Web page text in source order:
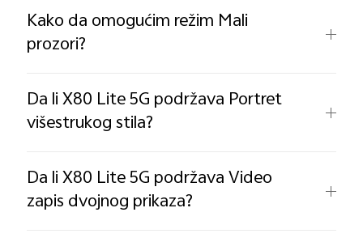
Kako da omogućim režim Mali
prozori?
Da li X80 Lite 5G podržava Portret
višestrukog stila?
Da li X80 Lite 5G podržava Video
zapis dvojnog prikaza?